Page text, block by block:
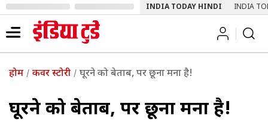
INDIA TODAY HINDI INDIA
होम कवर स्टोरी घूरने को बेताब, पर छूना मना है!
घूरने को बेताब, पर छूना मना है!